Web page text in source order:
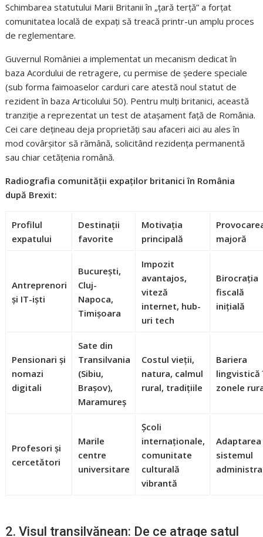
Schimbarea statutului Marii Britanii în „țară terță” a forțat
comunitatea locală de expați să treacă printr-un amplu proces
de reglementare.
Guvernul României a implementat un mecanism dedicat în
baza Acordului de retragere, cu permise de ședere speciale
(sub forma faimoaselor carduri care atestă noul statut de
rezident în baza Articolului 50). Pentru mulți britanici, această
tranziție a reprezentat un test de atașament față de România.
Cei care dețineau deja proprietăți sau afaceri aici au ales în
mod covârșitor să rămână, solicitând rezidența permanentă
sau chiar cetățenia română.
Radiografia comunității expaților britanici în România
după Brexit:
Profilul
expatului
Destinații
favorite
Motivația
principală
majoră
Antreprenori
și IT-iști
București,
Cluj-
Napoca,
Timișoara
Impozit
avantajos,
viteză
internet, hub-
uri tech
Birocrația
fiscală
inițială
Pensionari și
nomazi
digitali
Sate din
Transilvania
(Sibiu,
Brașov),
Maramureș
Costul vieții,
natura, calmul
rural, tradițiile
Bariera
lingvistică
zonele
Profesori și
cercetători
Marile
centre
universitare
Școli
internaționale,
comunitate
culturală
vibrantă
sistemul
2. Visul transilvănean: De ce atrage satul